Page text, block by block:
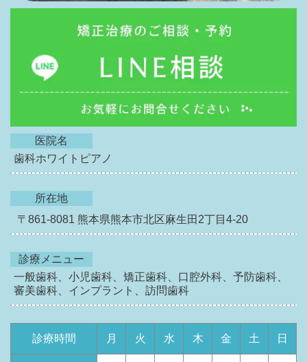
医院名
歯科ホワイトピアノ
所在地
〒861-8081 熊本県熊本市北区麻生田2丁目4-20
診療メニュー
一般歯科、小児歯科、矯正歯科、口腔外科、予防歯科、
審美歯科、インプラント、訪問歯科
診療時間 月 火 水 木 金 土 日